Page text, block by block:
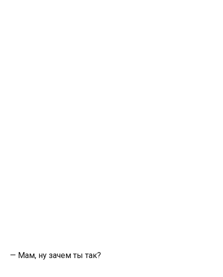
— Мам, ну зачем ты так?